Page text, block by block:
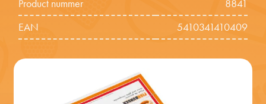
Product nummer
8841
EAN
5410341410409